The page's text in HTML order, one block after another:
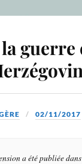
guerre
02/11/2017
a été publiée